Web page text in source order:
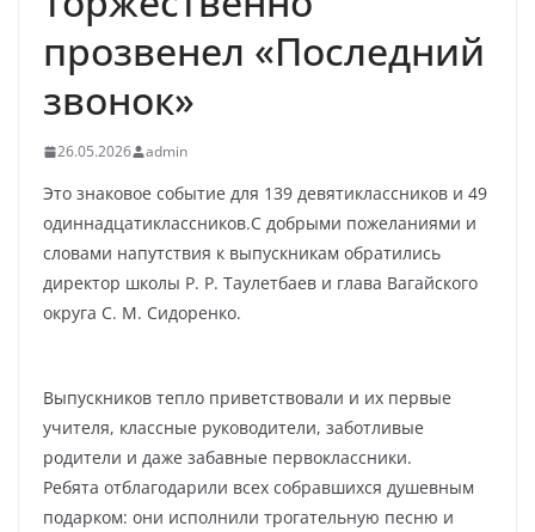
прозвенел «Последний
звонок»
26.05.2026 admin
Это знаковое событие для 139 девятиклассников и 49
одиннадцатиклассников.С добрыми пожеланиями и
словами напутствия к выпускникам обратились
директор школы Р. Р. Таулетбаев и глава Вагайского
округа С. М. Сидоренко.
Выпускников тепло приветствовали и их первые
учителя, классные руководители, заботливые
родители и даже забавные первоклассники.
Ребята отблагодарили всех собравшихся душевным
подарком: они исполнили трогательную песню и